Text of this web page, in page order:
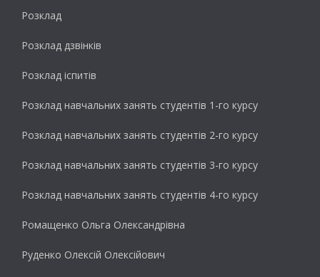
Розклад
Розклад дзвінків
Розклад іспитів
Розклад навчальних занять студентів 1-го курсу
Розклад навчальних занять студентів 2-го курсу
Розклад навчальних занять студентів 3-го курсу
Розклад навчальних занять студентів 4-го курсу
Ромащенко Ольга Олександрівна
Руденко Олексій Олексійович